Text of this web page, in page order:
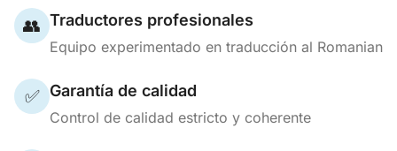
👥 Traductores profesionales
Equipo experimentado en traducción al Romanian
✅ Garantía de calidad
Control de calidad estricto y coherente